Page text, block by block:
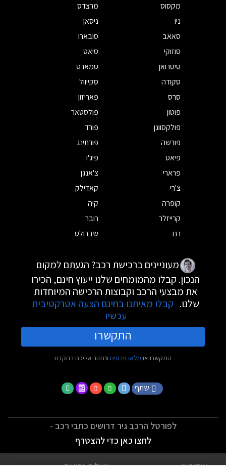
מקסוס
מרצדס
ניו
ניסאן
סאאב
סובארו
סוזוקי
סיאט
סיטרואן
סמארט
סקודה
סקייוול
סרס
פאריזון
פוטון
פולסטאר
פולקסווגן
פורד
פורשה
פורתינג
פיאט
פיג'ו
פרארי
צ'אנגן
צ'רי
קאדילק
קופרה
קיה
קרייזלר
רובר
רנו
שברולט
מעוניינים ברכישת רכב? הגעתם למקום
הנכון. קבלו מהמומחים שלנו ייעוץ חינם, הכירו
את מבצעי הרכב וקבוצות הרכישה המיוחדות
שלנו. קבלו מאיתנו בחינם הצעה אטרקטיבית
עכשיו
התקשרו
התקשרו או מלאו פרטים ונחזור אליכם בהקדם
שתף
לפורטל הרכב גיר דרושים כתבי רכב -
לחצו כאן כדי להצטרף
אודותינו שאלות נפוצות